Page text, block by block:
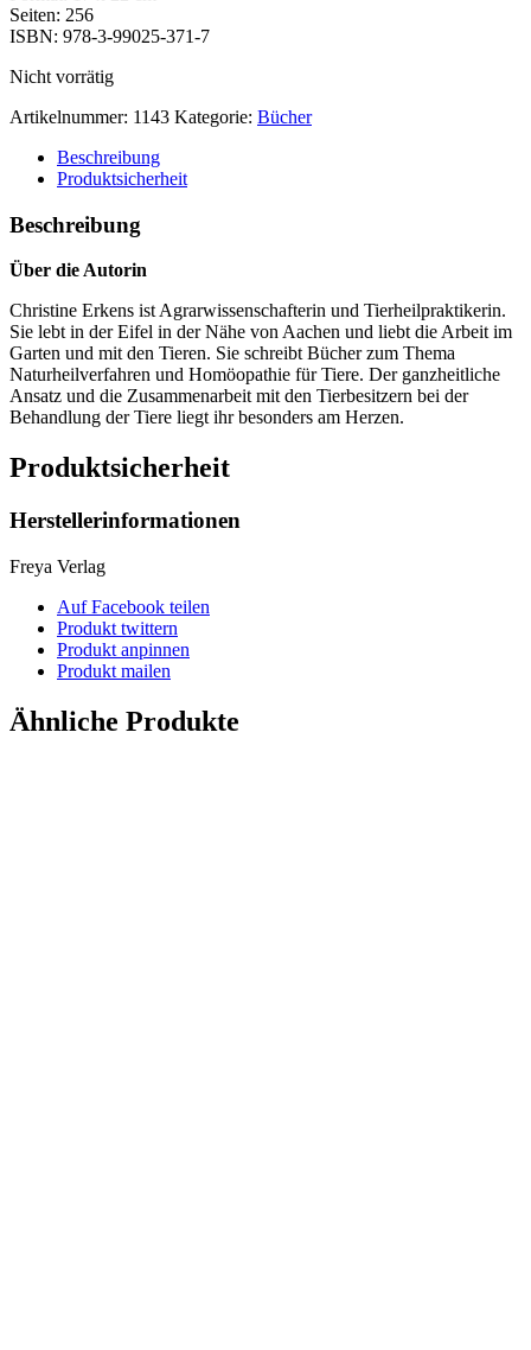
Seiten: 256
ISBN: 978-3-99025-371-7
Nicht vorrätig
Artikelnummer: 1143 Kategorie: Bücher
Beschreibung
Produktsicherheit
Beschreibung
Über die Autorin
Christine Erkens ist Agrarwissenschafterin und Tierheilpraktikerin.
Sie lebt in der Eifel in der Nähe von Aachen und liebt die Arbeit im
Garten und mit den Tieren. Sie schreibt Bücher zum Thema
Naturheilverfahren und Homöopathie für Tiere. Der ganzheitliche
Ansatz und die Zusammenarbeit mit den Tierbesitzern bei der
Behandlung der Tiere liegt ihr besonders am Herzen.
Produktsicherheit
Herstellerinformationen
Freya Verlag
Auf Facebook teilen
Produkt twittern
Produkt anpinnen
Produkt mailen
Ähnliche Produkte